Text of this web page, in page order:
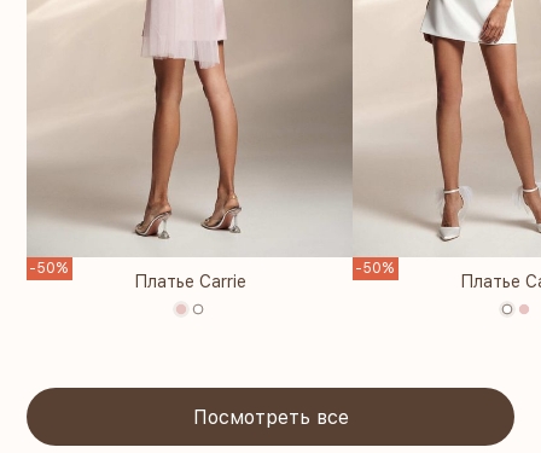
-50%
Платье Carrie
-50%
Платье
Посмотреть все